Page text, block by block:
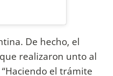
De hecho, el
realizaron unto al
el trámite